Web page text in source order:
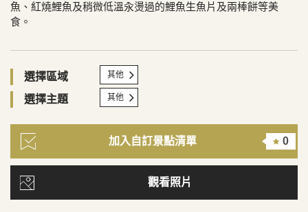
魚、紅燒鯉魚及稍微低溫汆燙過的鯉魚生魚片及兩棒餅等美
食。
選擇區域 其他
選擇主題 其他
加入自訂景點清單 0
觀看照片